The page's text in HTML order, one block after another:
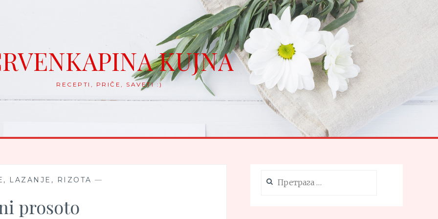
KUJNA
RECEPTI, PRIČE, SAVETI :)
LAZANJE, RIZOTA —
prosoto
за: